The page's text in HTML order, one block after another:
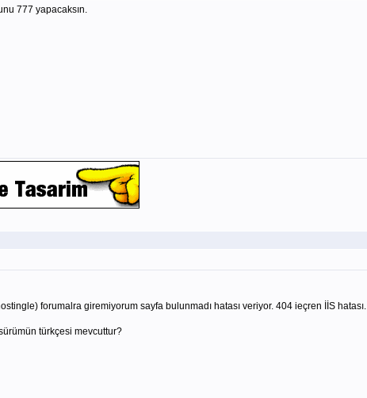
777 yapacaksın.
forumalra giremiyorum sayfa bulunmadı hatası veriyor. 404 ieçren İİS hatası.
türkçesi mevcuttur?